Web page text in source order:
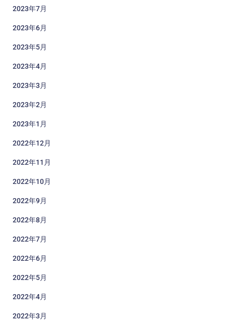
2023年7月
2023年6月
2023年5月
2023年4月
2023年3月
2023年2月
2023年1月
2022年12月
2022年11月
2022年10月
2022年9月
2022年8月
2022年7月
2022年6月
2022年5月
2022年4月
2022年3月